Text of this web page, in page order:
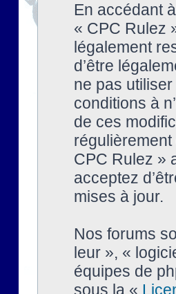
En accédant
« CPC Rulez
légalement
d’être
ne pas
conditions à
de ces
CPC Rulez »
acceptez
mises à jour.
Nos forums
leur », «
équipes de
sous la «